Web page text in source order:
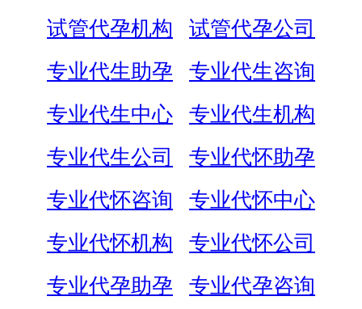
试管代孕机构
试管代孕公司
专业代生助孕
专业代生咨询
专业代生中心
专业代生机构
专业代生公司
专业代怀助孕
专业代怀咨询
专业代怀中心
专业代怀机构
专业代怀公司
专业代孕助孕
专业代孕咨询